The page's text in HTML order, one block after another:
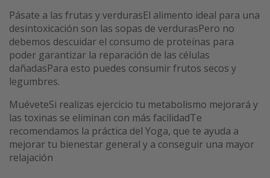
Pásate a las frutas y verdurasEl alimento ideal para una
desintoxicación son las sopas de verdurasPero no
debemos descuidar el consumo de proteínas para
poder garantizar la reparación de las células
dañadasPara esto puedes consumir frutos secos y
legumbres.
MuéveteSi realizas ejercicio tu metabolismo mejorará y
las toxinas se eliminan con más facilidadTe
recomendamos la práctica del Yoga, que te ayuda a
mejorar tu bienestar general y a conseguir una mayor
relajación